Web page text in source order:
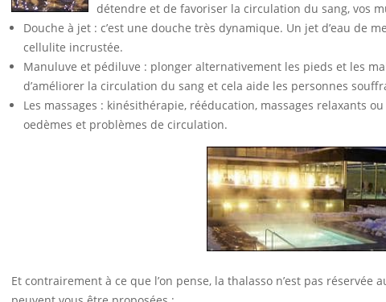
détendre et de favoriser la circulation du sang, vos
Douche à jet : c’est une douche très dynamique. Un jet d’eau de
cellulite incrustée.
Manuluve et pédiluve : plonger alternativement les pieds et les
d’améliorer la circulation du sang et cela aide les personnes
Les massages : kinésithérapie, rééducation, massages relaxants
oedèmes et problèmes de circulation.
Et contrairement à ce que l’on pense, la thalasso n’est pas